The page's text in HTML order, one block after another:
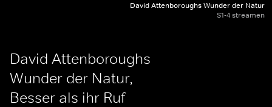
David Attenboroughs Wunder der Natur
S1-4 streamen
David Attenboroughs
Wunder der Natur,
Besser als ihr Ruf